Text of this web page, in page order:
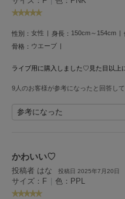
gelato pique
GELATO PIQUE CAT&DOG
ジェラート ピケ スリープ
GRAMICCI
Henon.
へノン
性別： 女性 身長： 150cm～154cm
骨格： ウエーブ
ライブ用に購入しました♡ 見た目以上
9人のお客様が参考になったと回答し
参考になった
かわいい♡
投稿者 はな 投稿日 2025年7月20日
サイズ：F 色：PPL